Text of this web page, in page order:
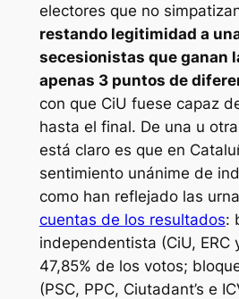
electores que no
restando legitimidad a
secesionistas que ganan
apenas 3 puntos de
con que CiU fuese capaz
hasta el final. De una u
está claro es que en
sentimiento unánime de
como han reflejado las
cuentas de los resultados:
independentista (CiU, ERC
47,85% de los votos;
(PSC, PPC, Ciutadant’s e